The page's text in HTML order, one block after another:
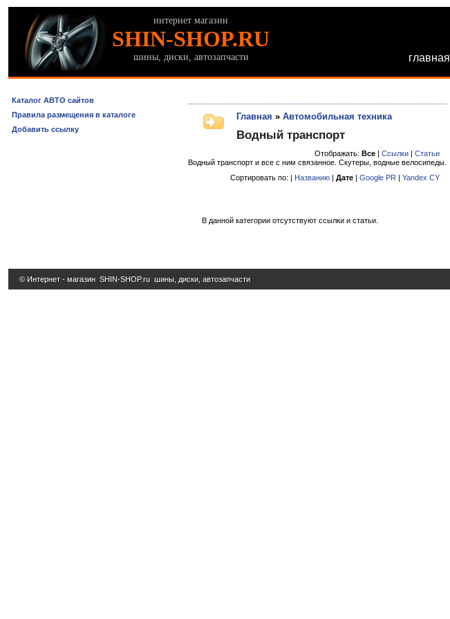
интернет магазин
SHIN-SHOP.RU
шины, диски, автозапчасти главная
Каталог АВТО сайтов
Правила размещения в каталоге
Добавить ссылку
Главная » Автомобильная техника
Водный транспорт
Отображать: Все | Ссылки | Статьи
Водный транспорт и все с ним связанное. Скутеры, водные велосипеды.
Сортировать по: | Названию | Дате | Google PR | Yandex CY
В данной категории отсутствуют ссылки и статьи.
© Интернет - магазин SHIN-SHOP.ru шины, диски, автозапчасти